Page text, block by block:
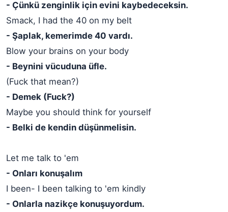
- Çünkü zenginlik için evini kaybedeceksin.
Smack, I had the 40 on my belt
- Şaplak, kemerimde 40 vardı.
Blow your brains on your body
- Beynini vücuduna üfle.
(Fuck that mean?)
- Demek (Fuck?)
Maybe you should think for yourself
- Belki de kendin düşünmelisin.
Let me talk to 'em
- Onları konuşalım
I been- I been talking to 'em kindly
- Onlarla nazikçe konuşuyordum.